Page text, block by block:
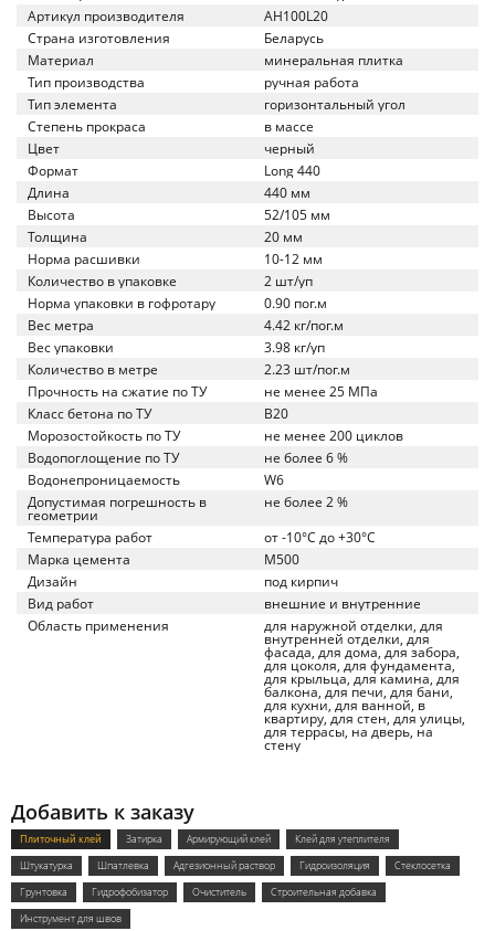
Артикул производителя
AH100L20
Страна изготовления
Беларусь
Материал
минеральная плитка
Тип производства
ручная работа
Тип элемента
горизонтальный угол
Степень прокраса
в массе
Цвет
черный
Формат
Long 440
Длина
440 мм
Высота
52/105 мм
Толщина
20 мм
Норма расшивки
10-12 мм
Количество в упаковке
2 шт/уп
Норма упаковки в гофротару
0.90 пог.м
Вес метра
4.42 кг/пог.м
Вес упаковки
3.98 кг/уп
Количество в метре
2.23 шт/пог.м
Прочность на сжатие по ТУ
не менее 25 МПа
Класс бетона по ТУ
B20
Морозостойкость по ТУ
не менее 200 циклов
Водопоглощение по ТУ
не более 6 %
Водонепроницаемость
W6
Допустимая погрешность в
геометрии
не более 2 %
Температура работ
от -10°C до +30°C
Марка цемента
M500
Дизайн
под кирпич
Вид работ
внешние и внутренние
Область применения
для наружной отделки, для
внутренней отделки, для
фасада, для дома, для забора,
для цоколя, для фундамента,
для крыльца, для камина, для
балкона, для печи, для бани,
для кухни, для ванной, в
квартиру, для стен, для улицы,
для террасы, на дверь, на
стену
Добавить к заказу
Плиточный клей Затирка Армирующий клей
Клей для утеплителя
Штукатурка
Шпатлевка Адгезионный раствор Гидроизоляция
Стеклосетка
Грунтовка
Гидрофобизатор Очиститель
Строительная добавка
Инструмент для швов